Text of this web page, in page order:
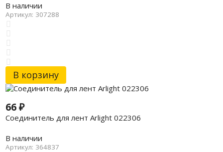
В наличии
Артикул: 307288
В корзину
66₽
Соединитель для лент Arlight 022306
В наличии
Артикул: 364837